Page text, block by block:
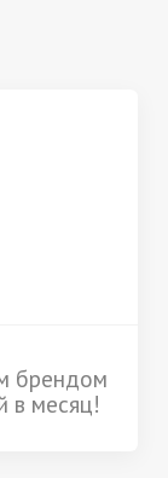
брендом
в месяц!